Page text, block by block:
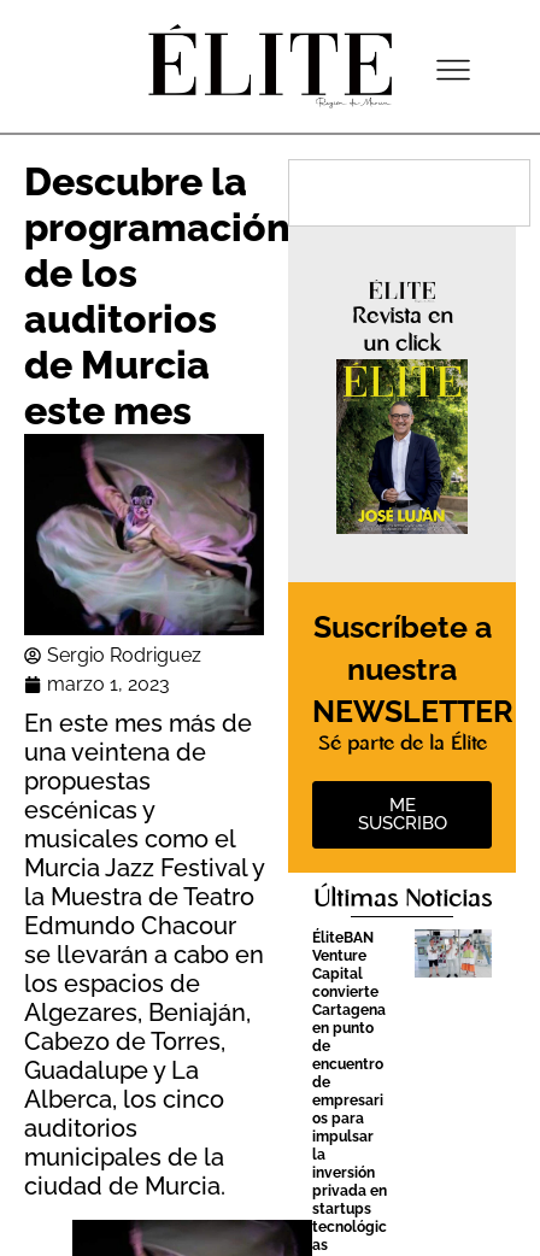
Descubre la
programación
de los
auditorios
de Murcia
este mes
Sergio Rodriguez
marzo 1, 2023
En este mes más de
una veintena de
propuestas
escénicas y
musicales como el
Murcia Jazz Festival y
la Muestra de Teatro
Edmundo Chacour
se llevarán a cabo en
los espacios de
Algezares, Beniaján,
Cabezo de Torres,
Guadalupe y La
Alberca, los cinco
auditorios
municipales de la
ciudad de Murcia.
Revista en
un click
Suscríbete a
nuestra
NEWSLETTER
Sé parte de la Élite
ME
SUSCRIBO
Últimas Noticias
ÉliteBAN
Venture
Capital
convierte
Cartagena
en punto
de
encuentro
de
empresari
os para
impulsar
la
inversión
privada en
startups
tecnológic
as